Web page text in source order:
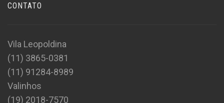
CONTATO
Vila Leopoldina
(11) 3865-0381
(11) 91284-8989
Valinhos
(19) 2018-7570